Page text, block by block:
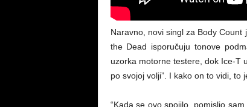
Naravno, novi singl za Body
the Dead isporučuju tonove
uzorka motorne testere, dok Ice-T
po svojoj volji”. I kako on to vidi, to
“Kada se ovo spojilo, pomislio